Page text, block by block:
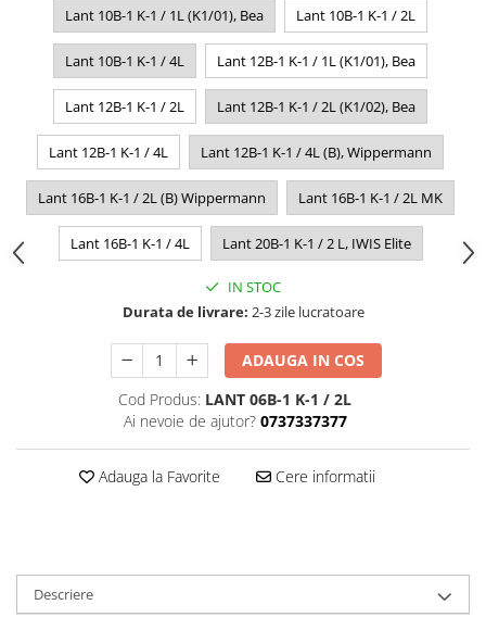
Lant 10B-1 K-1 / 1L (K1/01), Bea Lant 10B-1 K-1 / 2L
Lant 10B-1 K-1 / 4L Lant 12B-1 K-1 / 1L (K1/01), Bea
Lant 12B-1 K-1 / 2L Lant 12B-1 K-1 / 2L (K1/02), Bea
Lant 12B-1 K-1 / 4L Lant 12B-1 K-1 / 4L (B), Wippermann
Lant 16B-1 K-1 / 2L (B) Wippermann Lant 16B-1 K-1 / 2L MK
Lant 16B-1 K-1 / 4L Lant 20B-1 K-1 / 2 L, IWIS Elite
IN STOC
Durata de livrare: 2-3 zile lucratoare
ADAUGA IN COS
Cod Produs: LANT 06B-1 K-1 / 2L
Ai nevoie de ajutor? 0737337377
Adauga la Favorite Cere informatii
Descriere